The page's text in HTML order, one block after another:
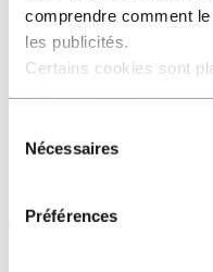
comprendre comment
les publicités.
Certains cookies sont
de votre utilisation de
Responsable du
Nécessaires
Préférences